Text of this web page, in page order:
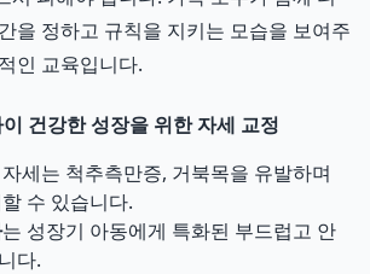
을 정하고 규칙을 지키는 모습을 보여주
인 교육입니다.
건강한 성장을 위한 자세 교정
세는 척추측만증, 거북목을 유발하며
수 있습니다.
는 성장기 아동에게 특화된 부드럽고 안
다.